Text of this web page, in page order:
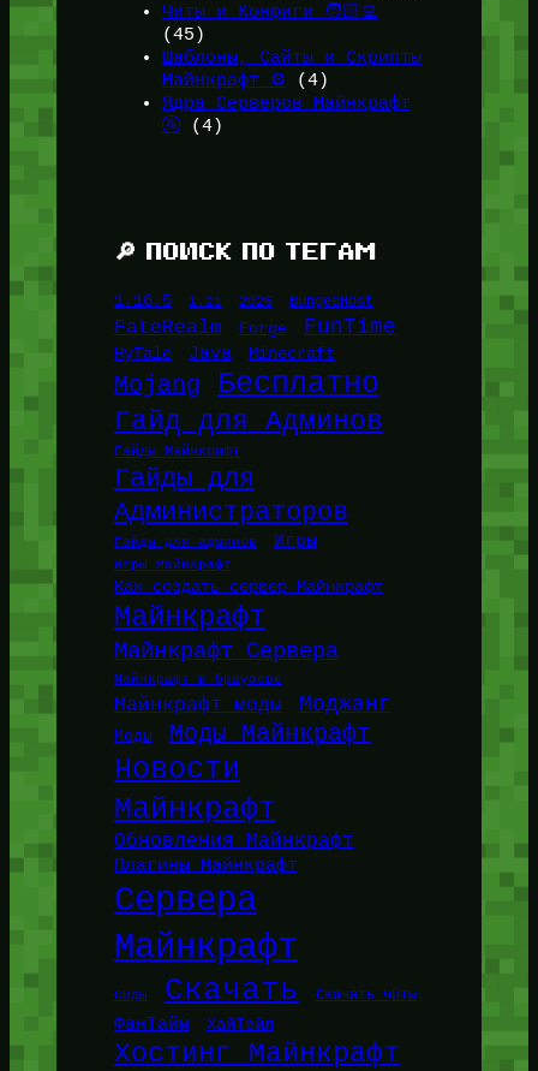
Читы и Конфиги 🧑🏻‍💻
(45)
Шаблоны, Сайты и Скрипты
Майнкрафт ⚙️ (4)
Ядра Серверов Майнкрафт
🚰(4)
🔎 ПОИСК ПО ТЕГАМ
1.16.5 1.21 2026 BungeeHost
FateRealm Forge FunTime
HyTale Java Minecraft
Mojang Бесплатно
Гайд для Админов
Гайды Майнкрафт
Гайды для
Администраторов
Гайды для админов Игры
Игры Майнкрафт
Как создать сервер Майнкрафт
Майнкрафт
Майнкрафт Сервера
Майнкрафт в браузере
Майнкрафт моды Моджанг
Моды Моды Майнкрафт
Новости
Майнкрафт
Обновления Майнкрафт
Плагины Майнкрафт
Сервера
Майнкрафт
Сиды Скачать Скачать читы
ФанТайм ХайТейл
Хостинг Майнкрафт